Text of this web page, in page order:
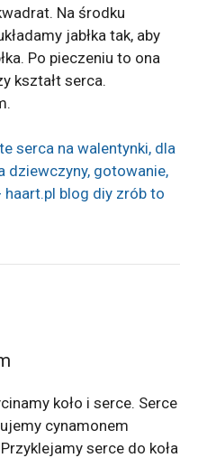
Na środku
jabłka tak, aby
Po pieczeniu to ona
kształt serca.
koło i serce. Serce
cynamonem
serce do koła